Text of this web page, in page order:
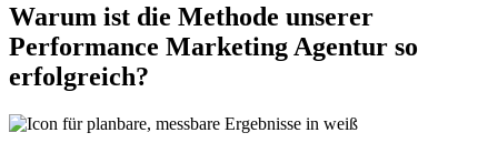
Warum ist die Methode unserer
Performance Marketing Agentur so
erfolgreich?